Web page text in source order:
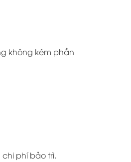
không kém phần
phí bảo trì.